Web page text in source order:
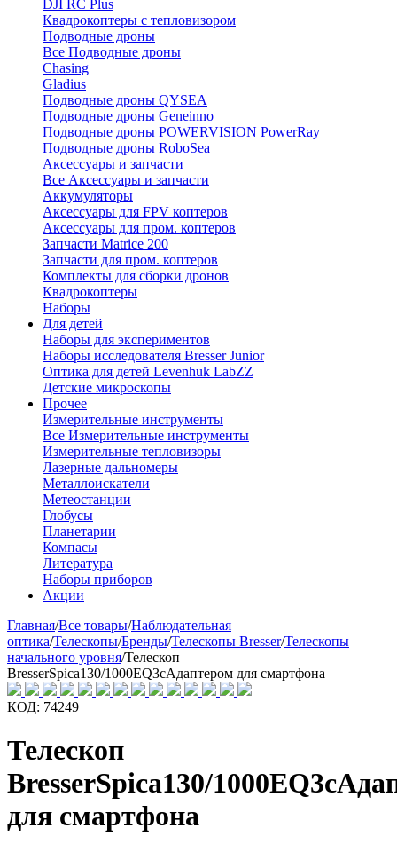
DJI RC Plus
Квадрокоптеры с тепловизором
Подводные дроны
Все Подводные дроны
Chasing
Gladius
Подводные дроны QYSEA
Подводные дроны Geneinno
Подводные дроны POWERVISION PowerRay
Подводные дроны RoboSea
Аксессуары и запчасти
Все Аксессуары и запчасти
Аккумуляторы
Аксессуары для FPV коптеров
Аксессуары для пром. коптеров
Запчасти Matrice 200
Запчасти для пром. коптеров
Комплекты для сборки дронов
Квадрокоптеры
Наборы
Для детей
Наборы для экспериментов
Наборы исследователя Bresser Junior
Оптика для детей Levenhuk LabZZ
Детские микроскопы
Прочее
Измерительные инструменты
Все Измерительные инструменты
Измерительные тепловизоры
Лазерные дальномеры
Металлоискатели
Метеостанции
Глобусы
Планетарии
Компасы
Литература
Наборы приборов
Акции
Главная/Все товары/Наблюдательная
оптика/Телескопы/Бренды/Телескопы Bresser/Телескопы
начального уровня/Телескоп
BresserSpica130/1000EQ3сАдаптером для смартфона
КОД: 74249
Телескоп
BresserSpica130/
для смартфона